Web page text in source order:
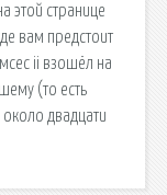
этой странице
вам предстоит
ii взошёл на
(то есть
двадцати